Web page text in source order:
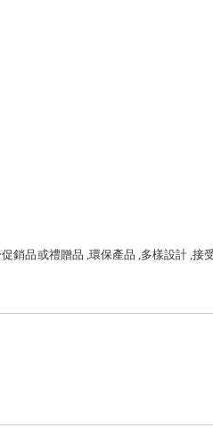
銷品或禮贈品 ,環保產品 ,多樣設計 ,接